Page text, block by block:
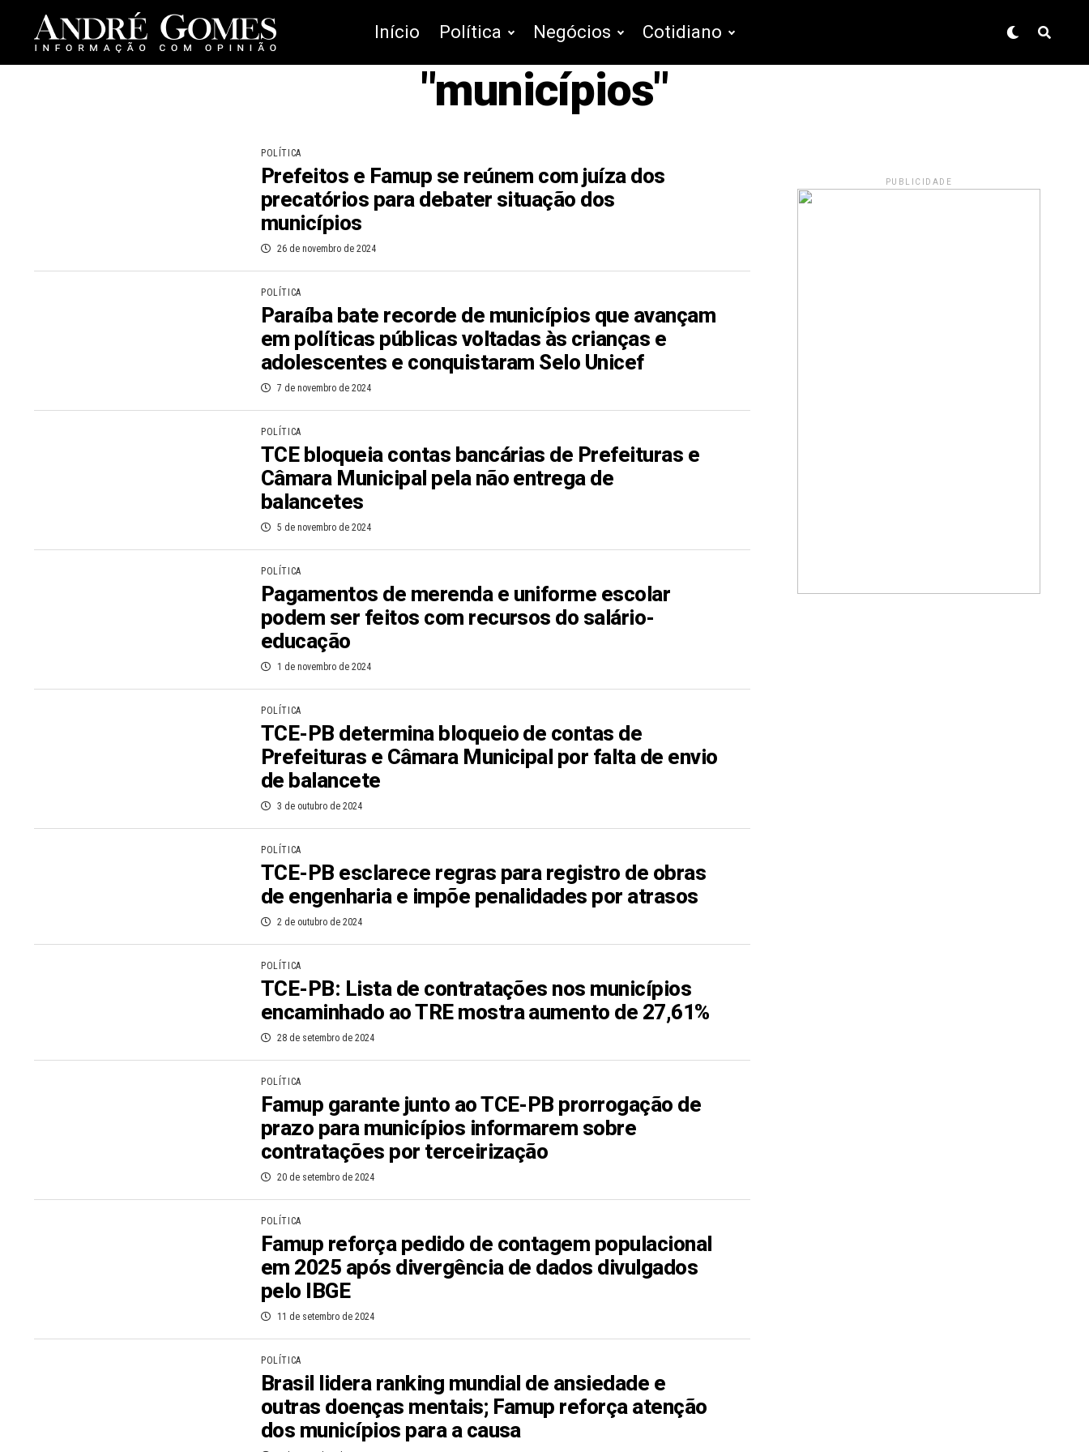
Início Política Negócios Cotidiano
"municípios"
POLÍTICA
Prefeitos e Famup se reúnem com juíza dos
precatórios para debater situação dos
municípios
26 de novembro de 2024
POLÍTICA
Paraíba bate recorde de municípios que avançam
em políticas públicas voltadas às crianças e
adolescentes e conquistaram Selo Unicef
7 de novembro de 2024
POLÍTICA
TCE bloqueia contas bancárias de Prefeituras e
Câmara Municipal pela não entrega de
balancetes
5 de novembro de 2024
POLÍTICA
Pagamentos de merenda e uniforme escolar
podem ser feitos com recursos do salário-
educação
1 de novembro de 2024
POLÍTICA
TCE-PB determina bloqueio de contas de
Prefeituras e Câmara Municipal por falta de envio
de balancete
3 de outubro de 2024
POLÍTICA
TCE-PB esclarece regras para registro de obras
de engenharia e impõe penalidades por atrasos
2 de outubro de 2024
POLÍTICA
TCE-PB: Lista de contratações nos municípios
encaminhado ao TRE mostra aumento de 27,61%
28 de setembro de 2024
POLÍTICA
Famup garante junto ao TCE-PB prorrogação de
prazo para municípios informarem sobre
contratações por terceirização
20 de setembro de 2024
POLÍTICA
Famup reforça pedido de contagem populacional
em 2025 após divergência de dados divulgados
pelo IBGE
11 de setembro de 2024
POLÍTICA
Brasil lidera ranking mundial de ansiedade e
outras doenças mentais; Famup reforça atenção
dos municípios para a causa
PUBLICIDADE